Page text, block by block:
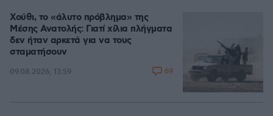
Χούθι, το «άλυτο πρόβλημα» της
Μέσης Ανατολής: Γιατί χίλια πλήγματα
δεν ήταν αρκετά για να τους
σταματήσουν
09.08.2026, 13:59 69